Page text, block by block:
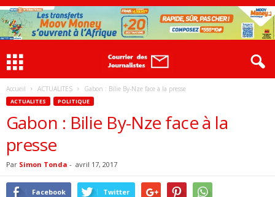
Accueil ACTUALITES Gabon : Bilie By-Nze face à la presse
ACTUALITES POLITIQUE
Gabon : Bilie By-Nze face à la
presse
Par Simon Tonda - avril 17, 2017
Facebook Twitter